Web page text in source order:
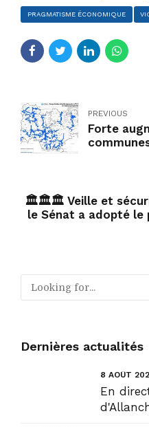
PRAGMATISME ÉCONOMIQUE
PREVIOUS
Forte
aides à
favoriser
🏛🏛🏛 Veille et
le Sénat a adopté le
Dernières actualités
8 AOÛT
En